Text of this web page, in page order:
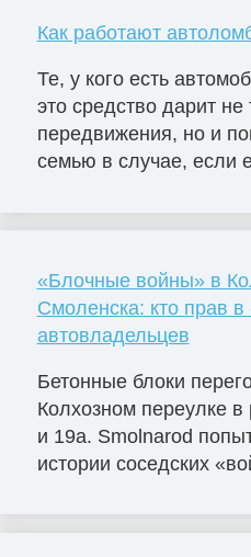
Как работают
Те, у кого есть
это средство дарит не
передвижения, но и
семью в случае, если
«Блочные войны» в
Смоленска: кто прав в
автовладельцев
Бетонные блоки
Колхозном переулке
и 19а. Smolnarod
истории соседских